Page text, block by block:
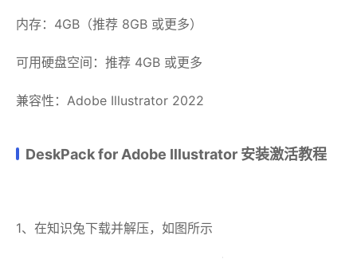
内存：4GB（推荐 8GB 或更多）
可用硬盘空间：推荐 4GB 或更多
兼容性：Adobe Illustrator 2022
DeskPack for Adobe Illustrator 安装激活教程
1、在知识兔下载并解压，如图所示